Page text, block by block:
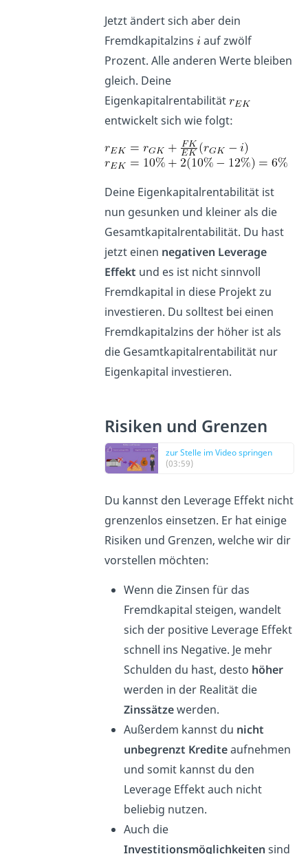
Jetzt ändert sich aber dein
Fremdkapitalzins auf zwölf
Prozent. Alle anderen Werte bleiben
gleich. Deine
Eigenkapitalrentabilität
entwickelt sich wie folgt:
Deine Eigenkapitalrentabilität ist
nun gesunken und kleiner als die
Gesamtkapitalrentabilität. Du hast
jetzt einen negativen Leverage
Effekt und es ist nicht sinnvoll
Fremdkapital in diese Projekt zu
investieren. Du solltest bei einen
Fremdkapitalzins der höher ist als
die Gesamtkapitalrentabilität nur
Eigenkapital investieren.
Risiken und Grenzen
zur Stelle im Video springen
(03:59)
Du kannst den Leverage Effekt nicht
grenzenlos einsetzen. Er hat einige
Risiken und Grenzen, welche wir dir
vorstellen möchten:
Wenn die Zinsen für das
Fremdkapital steigen, wandelt
sich der positive Leverage Effekt
schnell ins Negative. Je mehr
Schulden du hast, desto höher
werden in der Realität die
Zinssätzewerden.
Außerdem kannst du nicht
unbegrenzt Krediteaufnehmen
und somit kannst du den
Leverage Effekt auch nicht
beliebig nutzen.
Auch die
Investitionsmöglichkeiten sind